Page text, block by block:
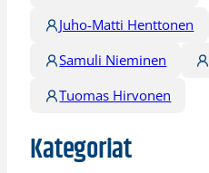
Juho-Matti Henttonen
Samuli Nieminen
Tuomas Hirvonen
Kategoriat